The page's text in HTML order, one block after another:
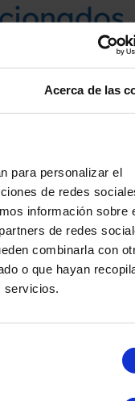
Acerca de las
para personalizar el
de redes
información sobre
de redes
combinarla con
o que hayan
servicios.
MAFFEI
Ph DE